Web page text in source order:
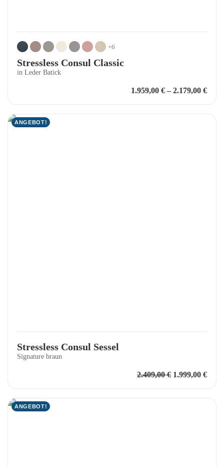
+6
Stressless Consul Classic
in Leder Batick
1.959,00 € – 2.179,00 €
ANGEBOT!
Stressless Consul Sessel
Signature braun
2.409,00€ 1.999,00 €
ANGEBOT!